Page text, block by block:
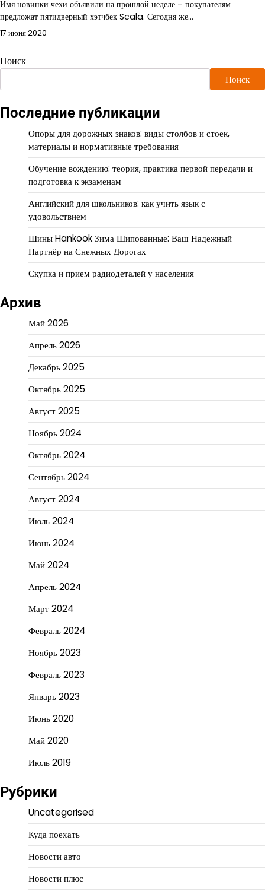
Имя новинки чехи объявили на прошлой неделе – покупателям
предложат пятидверный хэтчбек Scala. Сегодня же…
17 июня 2020
Поиск
Поиск
Последние публикации
Опоры для дорожных знаков: виды столбов и стоек,
материалы и нормативные требования
Обучение вождению: теория, практика первой передачи и
подготовка к экзаменам
Английский для школьников: как учить язык с
удовольствием
Шины Hankook Зима Шипованные: Ваш Надежный
Партнёр на Снежных Дорогах
Скупка и прием радиодеталей у населения
Архив
Май 2026
Апрель 2026
Декабрь 2025
Октябрь 2025
Август 2025
Ноябрь 2024
Октябрь 2024
Сентябрь 2024
Август 2024
Июль 2024
Июнь 2024
Май 2024
Апрель 2024
Март 2024
Февраль 2024
Ноябрь 2023
Февраль 2023
Январь 2023
Июнь 2020
Май 2020
Июль 2019
Рубрики
Uncategorised
Куда поехать
Новости авто
Новости плюс